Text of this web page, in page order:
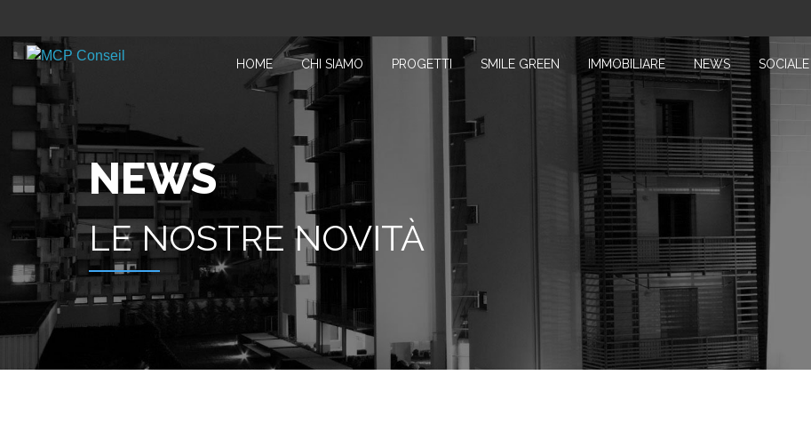
HOME CHI SIAMO PROGETTI SMILE GREEN IMMOBILIARE NEWS SOCIALE
NEWS
LE NOSTRE NOVITÀ